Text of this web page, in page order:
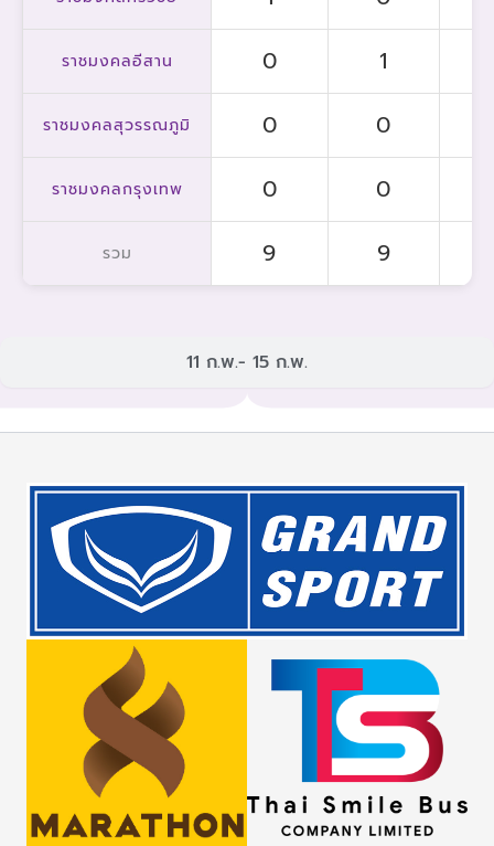
11 ก.พ.- 15 ก.พ.
ราชมงคลอีสาน 0 1
ราชมงคลสุวรรณภูมิ 0 0
ราชมงคลกรุงเทพ 0 0
รวม 9 9